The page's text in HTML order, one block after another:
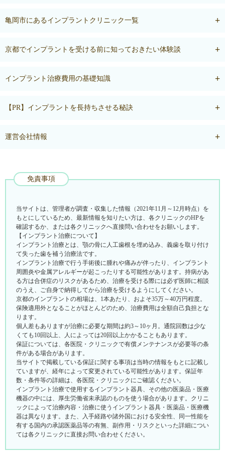
亀岡市にあるインプラントクリニック一覧
京都でインプラントを受ける前に知っておきたい体験談
インプラント治療費用の基礎知識
【PR】インプラントを長持ちさせる秘訣
運営会社情報
免責事項
当サイトは、管理者が調査・収集した情報（2021年11月～12月時点）を
もとにしているため、最新情報を知りたい方は、各クリニックのHPを
確認するか、または各クリニックへ直接問い合わせをお願いします。
【インプラント治療について】
インプラント治療とは、顎の骨に人工歯根を埋め込み、義歯を取り付け
て失った歯を補う治療法です。
インプラント治療で行う手術後に腫れや痛みが伴ったり、インプラント
周囲炎や金属アレルギーが起こったりする可能性があります。持病があ
る方は合併症のリスクがあるため、治療を受ける際には必ず医師に相談
のうえ、ご自身で納得してから治療を受けるようにしてください。
京都のインプラントの相場は、1本あたり、およそ35万～40万円程度。
保険適用外となることがほとんどのため、治療費用は全額自己負担とな
ります。
個人差もありますが治療に必要な期間は約3～10ヶ月。通院回数は少な
くても10回以上、人によっては20回以上かかることもあります。
保証については、各医院・クリニックで有償メンテナンスが必要等の条
件がある場合があります。
当サイトで掲載している保証に関する事項は当時の情報をもとに記載し
ていますが、経年によって変更されている可能性があります。保証年
数・条件等の詳細は、各医院・クリニックにご確認ください。
インプラント治療で使用するインプラント器具、その他の医薬品・医療
機器の中には、厚生労働省未承認のものを使う場合があります。クリニ
ックによって治療内容・治療に使うインプラント器具・医薬品・医療機
器は異なります。また、入手経路や諸外国における安全性、同一性能を
有する国内の承認医薬品等の有無、副作用・リスクといった詳細につい
ては各クリニックに直接お問い合わせください。